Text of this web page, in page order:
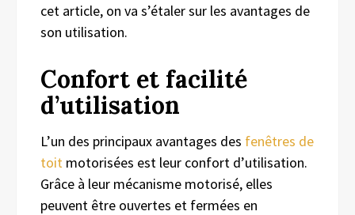
cet article, on va s’étaler sur les avantages de
son utilisation.
Confort et facilité
d’utilisation
L’un des principaux avantages des fenêtres de
toit motorisées est leur confort d’utilisation.
Grâce à leur mécanisme motorisé, elles
peuvent être ouvertes et fermées en